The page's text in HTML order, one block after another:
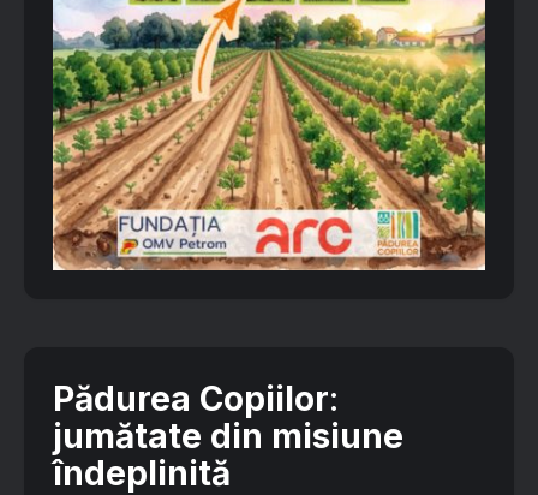
Pădurea Copiilor:
jumătate din misiune
îndeplinită